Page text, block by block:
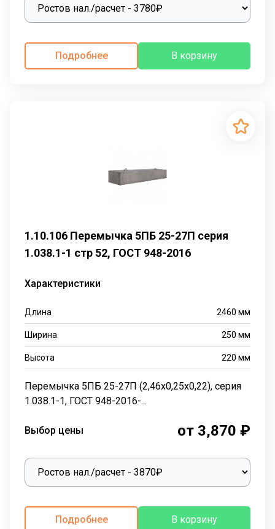
Подробнее В корзину
1.10.106 Перемычка 5ПБ 25-27П серия
1.038.1-1 стр 52, ГОСТ 948-2016
Характеристики
Длина 2460 мм
Ширина 250 мм
Высота 220 мм
Перемычка 5ПБ 25-27П (2,46х0,25х0,22), серия
1.038.1-1, ГОСТ 948-2016-...
Выбор цены от 3,870 ₽
Подробнее В корзину